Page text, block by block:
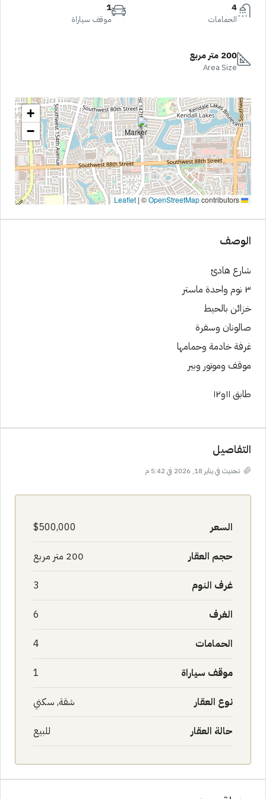
4
الحمامات
1
موقف سياراة
200 متر مربع
Area Size
+
−
| ©OpenStreetMapcontributors
الوصف
شارع هادئ
٣ نوم واحدة ماستر
خزائن بالحيط
صالونان وسفرة
غرفة خادمة وحمامها
موقف وموتور وبير
طابق ١١و١٢
التفاصيل
تحديث في يناير 18, 2026 في 5:42 م
السعر $500,000
حجم العقار 200 متر مربع
غرف النوم 3
الغرف 6
الحمامات 4
موقف سياراة 1
نوع العقار شقة, سكني
حالة العقار للبيع